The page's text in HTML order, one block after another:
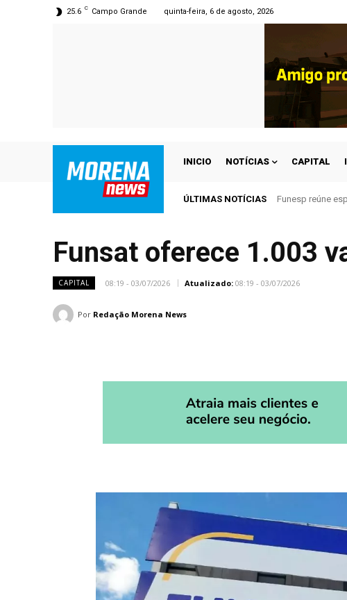
25.6 C Campo Grande quinta-feira, 6 de agosto, 2026
INICIO NOTÍCIAS CAPITAL
ÚLTIMAS NOTÍCIAS Funesp reúne
Funsat oferece 1.003
CAPITAL 08:19 - 03/07/2026 Atualizado: 08:19 - 03/07/2026
Por Redação Morena News